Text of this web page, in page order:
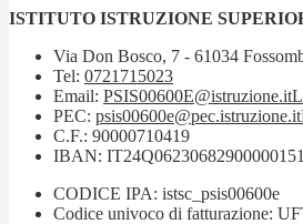
ISTITUTO ISTRUZIONE
Via Don Bosco, 7 - 61034
Tel: 0721715023
Email: PSIS00600E@istruzione.it
PEC: psis00600e@pec.istruzione.it
C.F.: 90000710419
IBAN:
CODICE IPA: istsc_psis00600e
Codice univoco di fatturazione: